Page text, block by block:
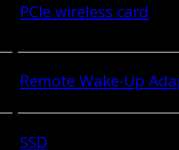
PCIe wireless card
Remote Wake-Up
SSD